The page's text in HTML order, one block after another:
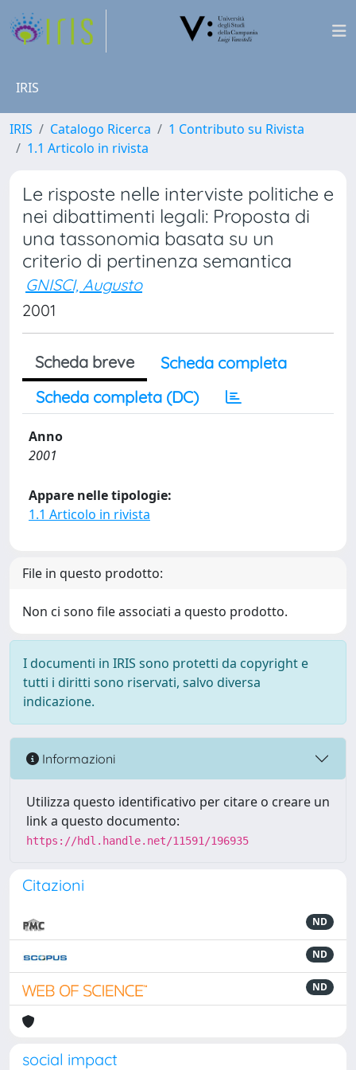
IRIS
IRIS Catalogo Ricerca
1 Contributo su Rivista
1.1 Articolo in rivista
Le risposte nelle interviste politiche e
nei dibattimenti legali: Proposta di
una tassonomia basata su un
criterio di pertinenza semantica
GNISCI, Augusto
2001
Scheda breve
Scheda completa
Scheda completa (DC)
Anno
2001
Appare nelle tipologie:
1.1 Articolo in rivista
File in questo prodotto:
Non ci sono file associati a questo prodotto.
I documenti in IRIS sono protetti da copyright e
tutti i diritti sono riservati, salvo diversa
indicazione.
Informazioni
Utilizza questo identificativo per citare o creare un
link a questo documento:
https://hdl.handle.net/11591/196935
Citazioni
ND
ND
ND
social impact